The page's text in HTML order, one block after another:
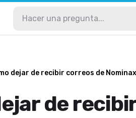
dejar de recibir correos de Nominax
de